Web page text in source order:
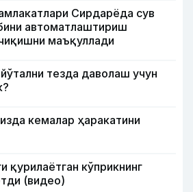
Сирдарёда сув
автоматлаштириш
маъқуллади
тезда даволаш учун
кемалар ҳаракатини
қурилаётган кўприкнинг
(видео)